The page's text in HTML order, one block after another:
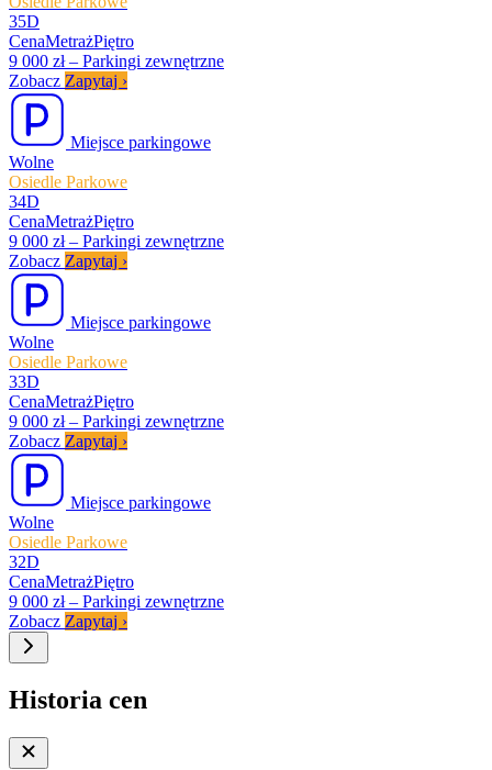
35D
CenaMetrażPiętro
9 000 zł – Parkingi zewnętrzne
Zobacz Zapytaj ›
Miejsce parkingowe
Wolne
Osiedle Parkowe
34D
CenaMetrażPiętro
9 000 zł – Parkingi zewnętrzne
Zobacz Zapytaj ›
Miejsce parkingowe
Wolne
Osiedle Parkowe
33D
CenaMetrażPiętro
9 000 zł – Parkingi zewnętrzne
Zobacz Zapytaj ›
Miejsce parkingowe
Wolne
Osiedle Parkowe
32D
CenaMetrażPiętro
9 000 zł – Parkingi zewnętrzne
Zobacz Zapytaj ›
Historia cen